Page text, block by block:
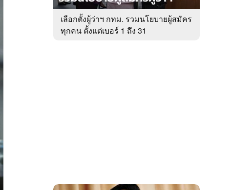
เลือกตั้งผู้ว่าฯ กทม. รวมนโยบายผู้สมัคร
ทุกคน ตั้งแต่เบอร์ 1 ถึง 31